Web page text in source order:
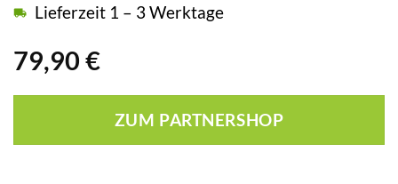
79,90 €
Lieferzeit 1 – 3 Werktage
ZUM PARTNERSHOP